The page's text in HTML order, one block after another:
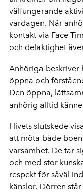
välfungerande
vardagen. När
kontakt via Face
och delaktighet
Anhöriga beskriver
öppna och
Den öppna,
anhörig alltid
I livets slutskede
att möta både
varsamhet. De tar
och med stor
respekt för såväl
känslor. Dörren